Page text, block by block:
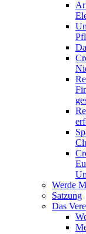
Werde
Satzung
Das